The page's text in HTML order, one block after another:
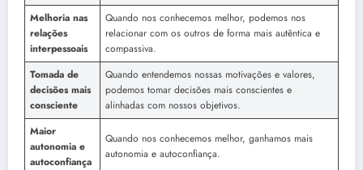
Melhoria nas
relações
interpessoais
Quando nos conhecemos melhor, podemos nos
relacionar com os outros de forma mais autêntica e
compassiva.
Tomada de
decisões mais
consciente
Quando entendemos nossas motivações e valores,
podemos tomar decisões mais conscientes e
alinhadas com nossos objetivos.
Maior
autonomia e
autoconfiança
Quando nos conhecemos melhor, ganhamos mais
autonomia e autoconfiança.